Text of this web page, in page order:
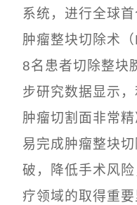
系统，进行全球
肿瘤整块切除术
8名患者切除整块
步研究数据显示
肿瘤切割面非常
易完成肿瘤整块
破，降低手术风
疗领域的取得重要